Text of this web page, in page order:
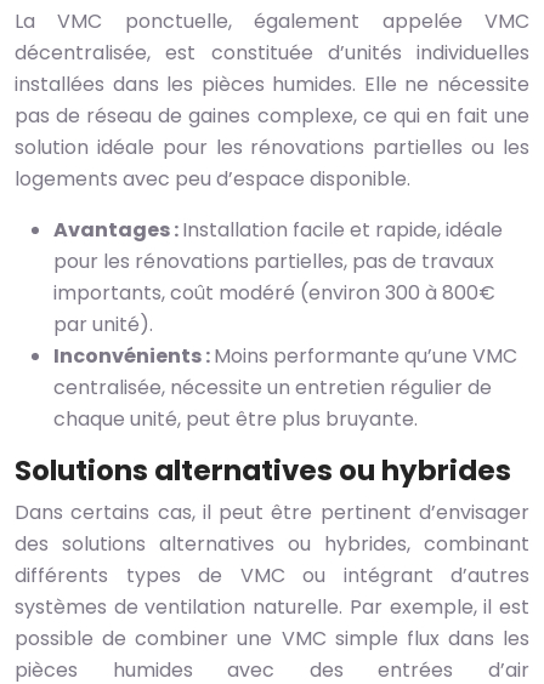
La VMC ponctuelle, également appelée VMC
décentralisée, est constituée d’unités individuelles
installées dans les pièces humides. Elle ne nécessite
pas de réseau de gaines complexe, ce qui en fait une
solution idéale pour les rénovations partielles ou les
logements avec peu d’espace disponible.
Avantages :Installation facile et rapide, idéale
pour les rénovations partielles, pas de travaux
importants, coût modéré (environ 300 à 800€
par unité).
Inconvénients :Moins performante qu’une VMC
centralisée, nécessite un entretien régulier de
chaque unité, peut être plus bruyante.
Solutions alternatives ou hybrides
Dans certains cas, il peut être pertinent d’envisager
des solutions alternatives ou hybrides, combinant
différents types de VMC ou intégrant d’autres
systèmes de ventilation naturelle. Par exemple, il est
possible de combiner une VMC simple flux dans les
pièces humides avec des entrées d’air